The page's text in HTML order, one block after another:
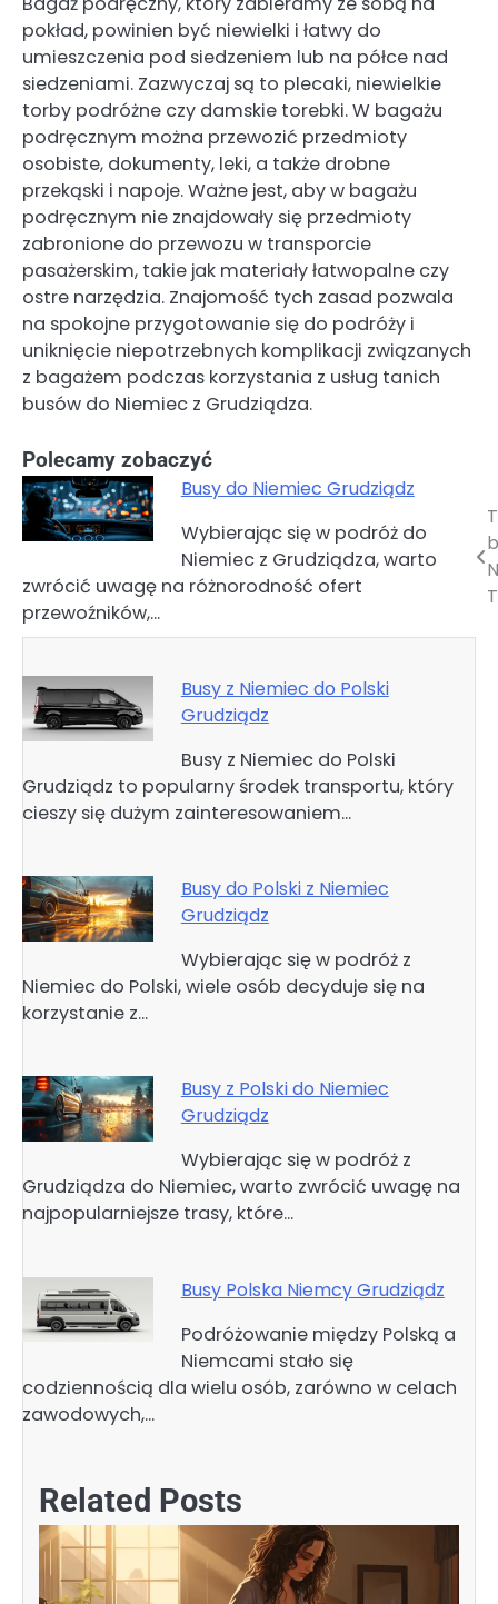
pokład, powinien być niewielki i łatwy do
umieszczenia pod siedzeniem lub na półce nad
siedzeniami. Zazwyczaj są to plecaki, niewielkie
torby podróżne czy damskie torebki. W bagażu
podręcznym można przewozić przedmioty
osobiste, dokumenty, leki, a także drobne
przekąski i napoje. Ważne jest, aby w bagażu
podręcznym nie znajdowały się przedmioty
zabronione do przewozu w transporcie
pasażerskim, takie jak materiały łatwopalne czy
ostre narzędzia. Znajomość tych zasad pozwala
na spokojne przygotowanie się do podróży i
uniknięcie niepotrzebnych komplikacji związanych
z bagażem podczas korzystania z usług tanich
busów do Niemiec z Grudziądza.
Polecamy zobaczyć
Busy do Niemiec Grudziądz
Wybierając się w podróż do
Niemiec z Grudziądza, warto
zwrócić uwagę na różnorodność ofert
przewoźników,…
Busy z Niemiec do Polski
Grudziądz
Busy z Niemiec do Polski
Grudziądz to popularny środek transportu, który
cieszy się dużym zainteresowaniem…
Busy do Polski z Niemiec
Grudziądz
Wybierając się w podróż z
Niemiec do Polski, wiele osób decyduje się na
korzystanie z…
Busy z Polski do Niemiec
Grudziądz
Wybierając się w podróż z
Grudziądza do Niemiec, warto zwrócić uwagę na
najpopularniejsze trasy, które…
Busy Polska Niemcy Grudziądz
Podróżowanie między Polską a
Niemcami stało się
codziennością dla wielu osób, zarówno w celach
zawodowych,…
Nawigacja
Related Posts